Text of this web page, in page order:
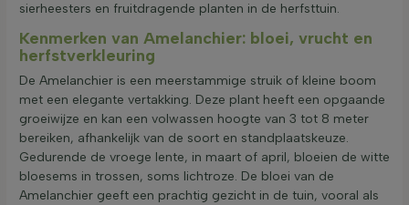
sierheesters en fruitdragende planten in de herfsttuin.
Kenmerken van Amelanchier: bloei, vrucht en
herfstverkleuring
De Amelanchier is een meerstammige struik of kleine boom
met een elegante vertakking. Deze plant heeft een opgaande
groeiwijze en kan een volwassen hoogte van 3 tot 8 meter
bereiken, afhankelijk van de soort en standplaatskeuze.
Gedurende de vroege lente, in maart of april, bloeien de witte
bloesems in trossen, soms lichtroze. De bloei van de
Amelanchier geeft een prachtig gezicht in de tuin, vooral als